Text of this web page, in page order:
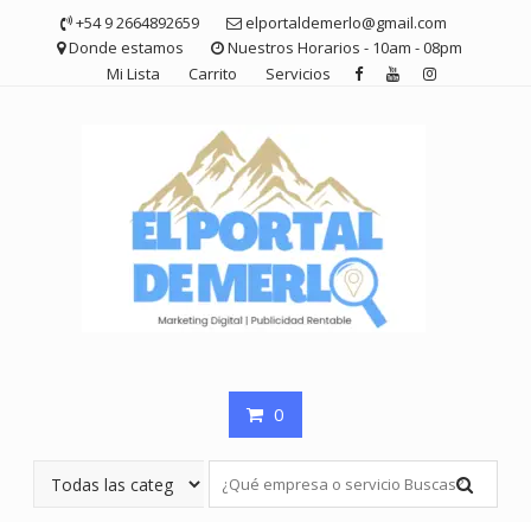
contenido
+54 9 2664892659
elportaldemerlo@gmail.com
Donde estamos
Nuestros Horarios - 10am - 08pm
Mi Lista
Carrito Servicios
0